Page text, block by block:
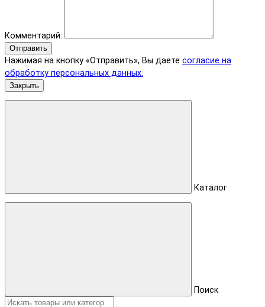
Комментарий:
Отправить
Нажимая на кнопку «Отправить», Вы даете согласие на
обработку персональных данных.
Закрыть
Каталог
Поиск